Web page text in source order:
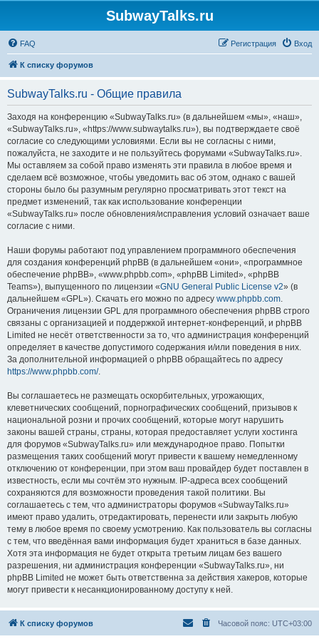
SubwayTalks.ru
FAQ Вход
Регистрация
К списку форумов
SubwayTalks.ru - Общие правила
Заходя на конференцию «SubwayTalks.ru» (в дальнейшем «мы», «наш»,
«SubwayTalks.ru», «https://www.subwaytalks.ru»), вы подтверждаете своё
согласие со следующими условиями. Если вы не согласны с ними,
пожалуйста, не заходите и не пользуйтесь форумами «SubwayTalks.ru».
Мы оставляем за собой право изменять эти правила в любое время и
сделаем всё возможное, чтобы уведомить вас об этом, однако с вашей
стороны было бы разумным регулярно просматривать этот текст на
предмет изменений, так как использование конференции
«SubwayTalks.ru» после обновления/исправления условий означает ваше
согласие с ними.
Наши форумы работают под управлением программного обеспечения
для создания конференций phpBB (в дальнейшем «они», «программное
обеспечение phpBB», «www.phpbb.com», «phpBB Limited», «phpBB
Teams»), выпущенного по лицензии «GNU General Public License v2» (в
дальнейшем «GPL»). Скачать его можно по адресу www.phpbb.com.
Ограничения лицензии GPL для программного обеспечения phpBB строго
связаны с организацией и поддержкой интернет-конференций, и phpBB
Limited не несёт ответственности за то, что администрация конференций
определяет в качестве допустимого содержания и/или поведения в них.
За дополнительной информацией о phpBB обращайтесь по адресу
https://www.phpbb.com/.
Вы соглашаетесь не размещать оскорбительных, угрожающих,
клеветнических сообщений, порнографических сообщений, призывов к
национальной розни и прочих сообщений, которые могут нарушить
законы вашей страны, страны, которая предоставляет услуги хостинга
для форумов «SubwayTalks.ru» или международное право. Попытки
размещения таких сообщений могут привести к вашему немедленному
отключению от конференции, при этом ваш провайдер будет поставлен в
известность, если мы сочтём это нужным. IP-адреса всех сообщений
сохраняются для возможности проведения такой политики. Вы
соглашаетесь с тем, что администраторы форумов «SubwayTalks.ru»
имеют право удалить, отредактировать, перенести или закрыть любую
тему в любое время по своему усмотрению. Как пользователь вы согласны
с тем, что введённая вами информация будет храниться в базе данных.
Хотя эта информация не будет открыта третьим лицам без вашего
разрешения, ни администрация конференции «SubwayTalks.ru», ни
phpBB Limited не может быть ответственна за действия хакеров, которые
могут привести к несанкционированному доступу к ней.
К списку форумов Часовой пояс: UTC+03:00